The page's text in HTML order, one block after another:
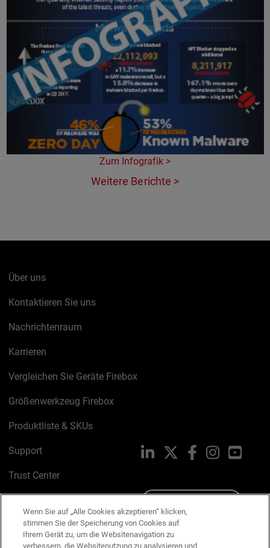
Zum Infografik >
Weitere Berichte >
Über uns
Kontaktieren Sie uns
Nachrichtenraum
Karrieren
Vergleichen Sie Geräte Firebox
Größenwerkzeug Firebox
Produktliste & SKUs
Support
Trust Center
Cookie-Richtlinie
LinkedIn FacebookInstagram
Wenn Sie auf „Alle Cookies akzeptieren“ klicken,
stimmen Sie der Speicherung von Cookies auf
Ihrem Gerät zu, um die Websitenavigation zu
verbessern, die Websitenutzung zu analysieren und